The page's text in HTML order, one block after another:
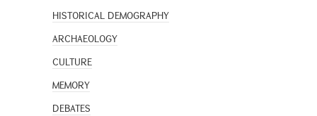
HISTORICAL DEMOGRAPHY
ARCHAEOLOGY
CULTURE
MEMORY
DEBATES